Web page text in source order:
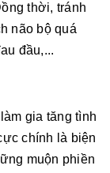
thời, tránh
não bộ quá
đầu,...
gia tăng tình
chính là biện
muộn phiền